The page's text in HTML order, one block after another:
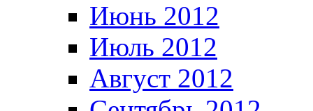
Июнь 2012
Июль 2012
Август 2012